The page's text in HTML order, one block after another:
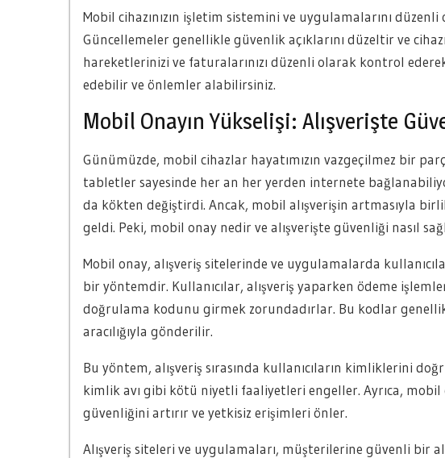
Mobil cihazınızın işletim sistemini ve uygulamalarını
Güncellemeler genellikle güvenlik açıklarını düzeltir ve
hareketlerinizi ve faturalarınızı düzenli olarak kontrol
edebilir ve önlemler alabilirsiniz.
Mobil Onayın Yükselişi: Alışverişte
Günümüzde, mobil cihazlar hayatımızın vazgeçilmez bir
tabletler sayesinde her an her yerden internete
da kökten değiştirdi. Ancak, mobil alışverişin artmasıyla
geldi. Peki, mobil onay nedir ve alışverişte güvenliği nasıl
Mobil onay, alışveriş sitelerinde ve uygulamalarda
bir yöntemdir. Kullanıcılar, alışveriş yaparken ödeme
doğrulama kodunu girmek zorundadırlar. Bu kodlar
aracılığıyla gönderilir.
Bu yöntem, alışveriş sırasında kullanıcıların kimliklerini
kimlik avı gibi kötü niyetli faaliyetleri engeller. Ayrıca, mobil
güvenliğini artırır ve yetkisiz erişimleri önler.
Alışveriş siteleri ve uygulamaları, müşterilerine güvenli bir